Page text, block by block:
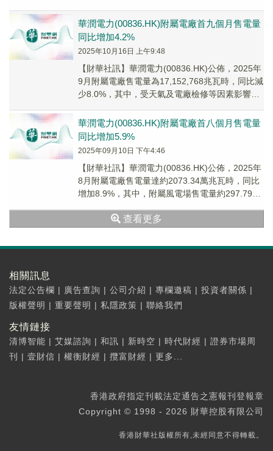
華潤電力(00836.HK)附屬電廠首九個月售電量
同比增加4.2%
2025年10月16日 上午9:48
【財華社訊】華潤電力(00836.HK)公佈，2025年
9月附屬電廠售電量為17,152,768兆瓦時，同比減
少8.0%，其中，受天氣及電廠檢修等因素影響，
華潤電力(00836.HK)附屬電廠首八個月售電量
同比增加5.9%
2025年09月10日 下午4:46
【財華社訊】華潤電力(00836.HK)公佈，2025年
8月附屬電廠售電量達約2073.34萬兆瓦時，同比
增加8.9%，其中，附屬風電場售電量約297.79萬
查看更多
相關訊息
法定公告欄 | 廣告查詢 | 公司介紹 | 專欄邀稿 | 投資者關係 |
版權聲明 | 重要聲明 | 私隱政策 | 聯絡我們
友情鏈接
清博智能 | 艾媒諮詢 | 和訊 | 新時空 | 時代財經 | 證券市場周
刊
| 壹財信 | 權衡財經 | 攬富財經 | 更多...
香港政府指定刊載法定通告之憲報刊登報章
Copyright © 1998 - 2026 財華控股有限公司
香港財華社版權所有,未經同意不得轉載。